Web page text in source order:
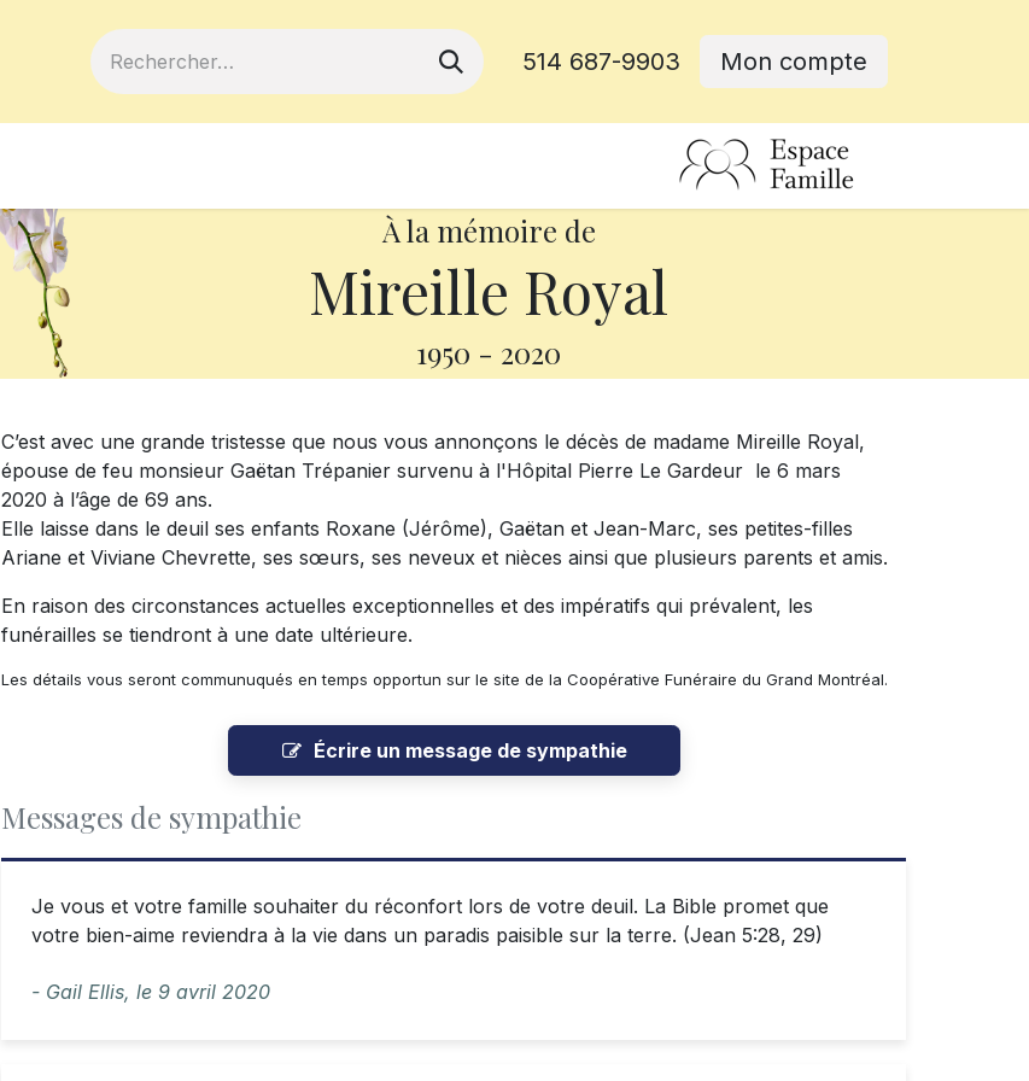
514 687-9903 Mon compte
À la mémoire de
Mireille Royal
1950 - 2020
C’est avec une grande tristesse que nous vous annonçons le décès de madame Mireille Royal,
épouse de feu monsieur Gaëtan Trépanier survenu à l'Hôpital Pierre Le Gardeur le 6 mars
2020 à l’âge de 69 ans.
Elle laisse dans le deuil ses enfants Roxane (Jérôme), Gaëtan et Jean-Marc, ses petites-filles
Ariane et Viviane Chevrette, ses sœurs, ses neveux et nièces ainsi que plusieurs parents et amis.
En raison des circonstances actuelles exceptionnelles et des impératifs qui prévalent, les
funérailles se tiendront à une date ultérieure.
Les détails vous seront communuqués en temps opportun sur le site de la Coopérative Funéraire du Grand Montréal.
Écrire un message de sympathie
Messages de sympathie
Je vous et votre famille souhaiter du réconfort lors de votre deuil. La Bible promet que
votre bien-aime reviendra à la vie dans un paradis paisible sur la terre. (Jean 5:28, 29)
- Gail Ellis, le 9 avril 2020